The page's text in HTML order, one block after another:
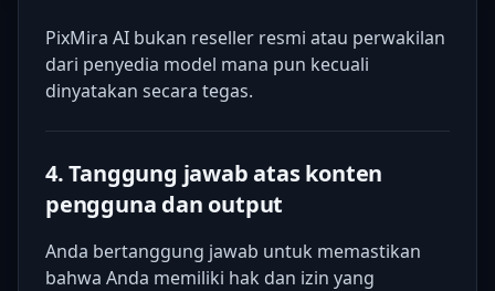
PixMira AI bukan reseller resmi atau perwakilan
dari penyedia model mana pun kecuali
dinyatakan secara tegas.
4. Tanggung jawab atas konten
pengguna dan output
Anda bertanggung jawab untuk memastikan
bahwa Anda memiliki hak dan izin yang